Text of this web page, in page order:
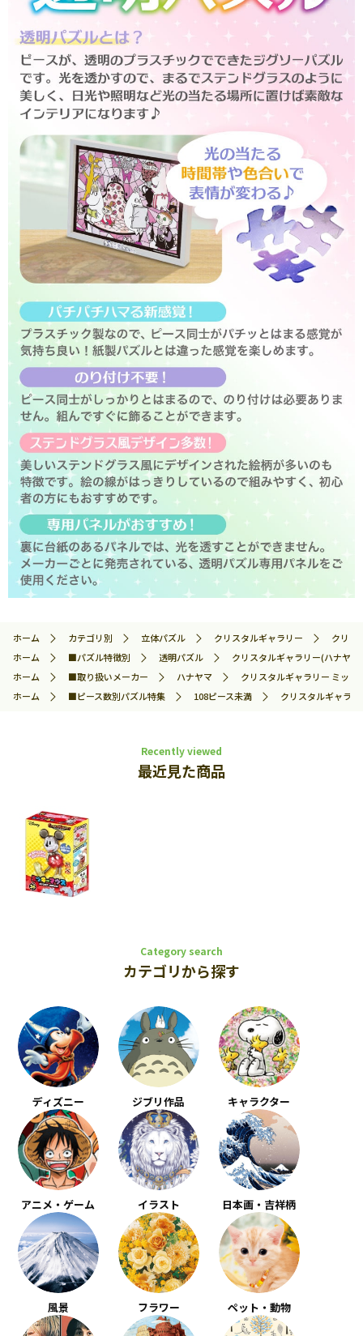
ホーム カテゴリ別 立体パズル クリスタルギャラリー
クリス
ホーム
■パズル特徴別 透明パズル
クリスタルギャラリー(ハナヤマ)
ホーム
■取り扱いメーカー ハナヤマ
クリスタルギャラリー ミッ
ホーム
■ピース数別パズル特集 108ピース未満 クリスタルギャラ
Recently viewed
最近見た商品
Category search
カテゴリから探す
ディズニー ジブリ作品 キャラクター
アニメ・ゲーム イラスト 日本画・吉祥柄
風景 フラワー ペット・動物